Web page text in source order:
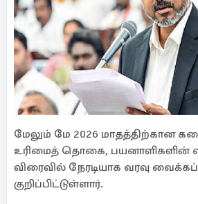
மேலும் மே 2026 மாதத்திற்கான
உரிமைத் தொகை, பயனாளிகளின்
விரைவில் நேரடியாக வரவு
குறிப்பிட்டுள்ளார்.